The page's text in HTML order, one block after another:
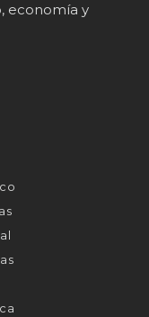
economía y